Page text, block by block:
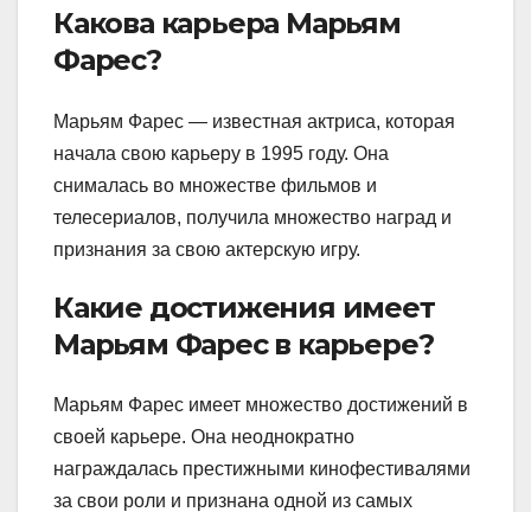
Какова карьера Марьям
Фарес?
Марьям Фарес — известная актриса, которая
начала свою карьеру в 1995 году. Она
снималась во множестве фильмов и
телесериалов, получила множество наград и
признания за свою актерскую игру.
Какие достижения имеет
Марьям Фарес в карьере?
Марьям Фарес имеет множество достижений в
своей карьере. Она неоднократно
награждалась престижными кинофестивалями
за свои роли и признана одной из самых